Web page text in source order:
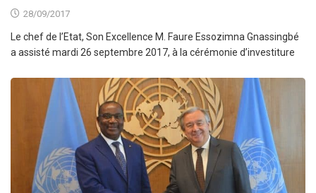
28/09/2017
Le chef de l’Etat, Son Excel­lence M. Faure Essozimna Gnassingbé
a assisté mardi 26 septembre 2017, à la cérémonie d’investiture